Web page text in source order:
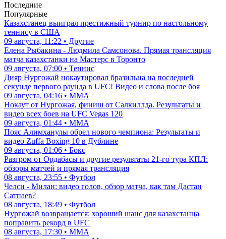
Последние
Популярные
Казахстанец выиграл престижный турнир по настольному
теннису в США
09 августа, 11:22 • Другие
Елена Рыбакина - Людмила Самсонова. Прямая трансляция
матча казахстанки на Мастерс в Торонто
09 августа, 07:00 • Теннис
Дияр Нургожай нокаутировал бразильца на последней
секунде первого раунда в UFC! Видео и слова после боя
09 августа, 04:16 • ММА
Нокаут от Нургожая, финиш от Салкиллда. Результаты и
видео всех боев на UFC Vegas 120
09 августа, 01:44 • ММА
Пояс Алимханулы обрел нового чемпиона: Результаты и
видео Zuffa Boxing 10 в Дублине
09 августа, 01:06 • Бокс
Разгром от Ордабасы и другие результаты 21-го тура КПЛ:
обзоры матчей и прямая трансляция
08 августа, 23:55 • Футбол
Челси - Милан: видео голов, обзор матча, как там Дастан
Сатпаев?
08 августа, 18:49 • Футбол
Нургожай возвращается: хороший шанс для казахстанца
поправить рекорд в UFC
08 августа, 17:30 • ММА